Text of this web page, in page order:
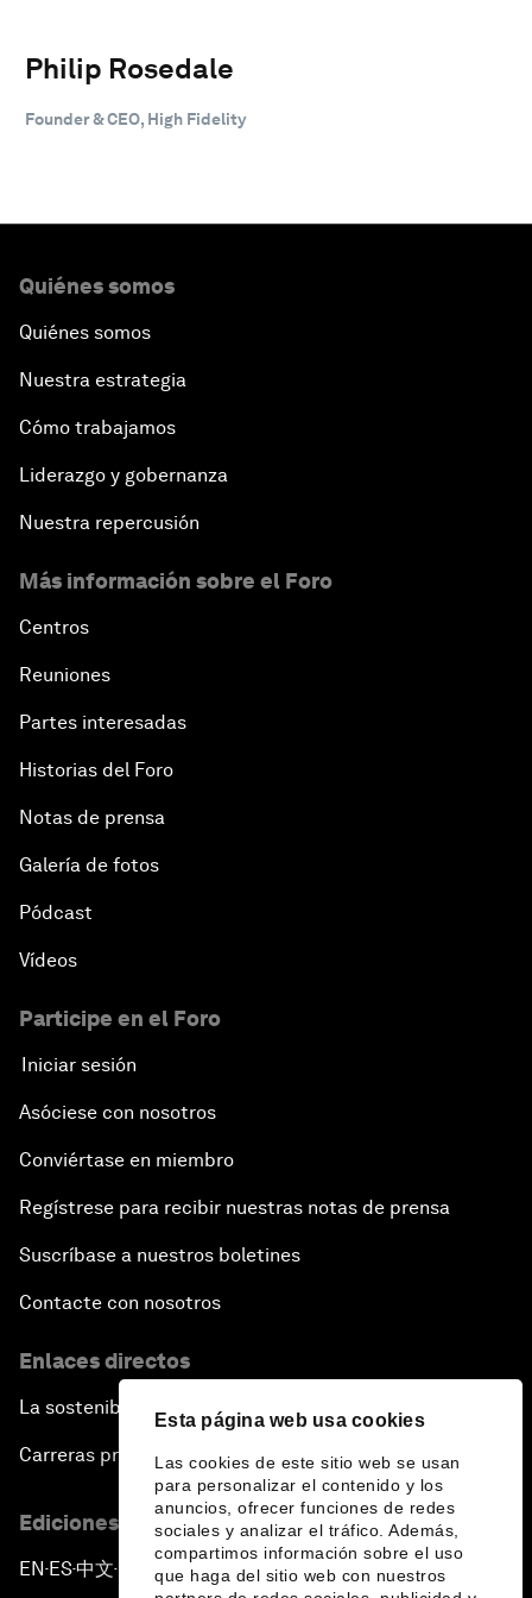
Esta página web usa cookies
Las cookies de este sitio web se usan
para personalizar el contenido y los
anuncios, ofrecer funciones de redes
sociales y analizar el tráfico. Además,
compartimos información sobre el uso
que haga del sitio web con nuestros
Philip Rosedale
Founder & CEO, High Fidelity
Quiénes somos
Quiénes somos
Nuestra estrategia
Cómo trabajamos
Liderazgo y gobernanza
Nuestra repercusión
Más información sobre el Foro
Centros
Reuniones
Partes interesadas
Historias del Foro
Notas de prensa
Galería de fotos
Pódcast
Vídeos
Participe en el Foro
Iniciar sesión
Asóciese con nosotros
Conviértase en miembro
Regístrese para recibir nuestras notas de prensa
Suscríbase a nuestros boletines
Contacte con nosotros
Enlaces directos
La sostenibilidad en el Foro
Carreras profesionales
Ediciones en otros idiomas
EN ▪ES▪中文▪ 日本語